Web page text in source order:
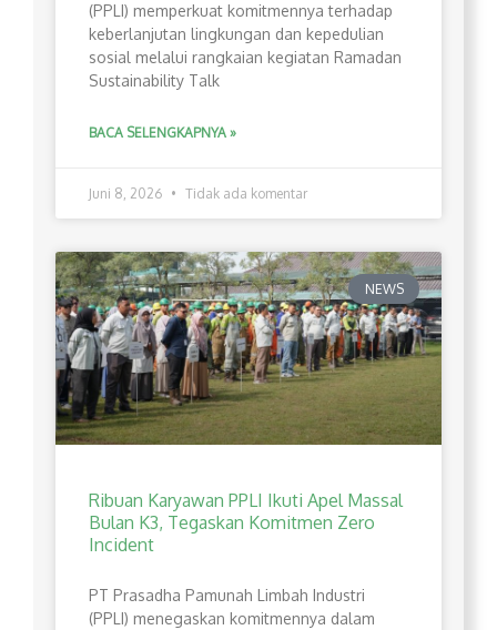
(PPLI) memperkuat komitmennya terhadap
keberlanjutan lingkungan dan kepedulian
sosial melalui rangkaian kegiatan Ramadan
Sustainability Talk
BACA SELENGKAPNYA »
Juni 8, 2026 Tidak ada komentar
NEWS
Ribuan Karyawan PPLI Ikuti Apel Massal
Bulan K3, Tegaskan Komitmen Zero
Incident
PT Prasadha Pamunah Limbah Industri
(PPLI) menegaskan komitmennya dalam